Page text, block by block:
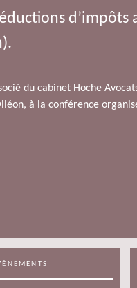
d’impôts
du cabinet Hoche
à la conférence